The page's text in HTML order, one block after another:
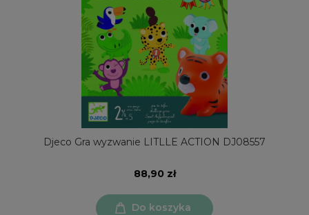
Djeco Gra wyzwanie LITLLE ACTION DJ08557
88,90 zł
Do koszyka